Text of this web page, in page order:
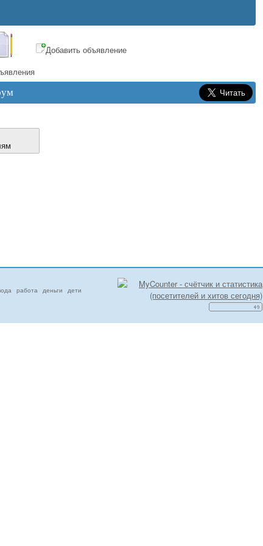
Добавить объявление
работа деньги
дети